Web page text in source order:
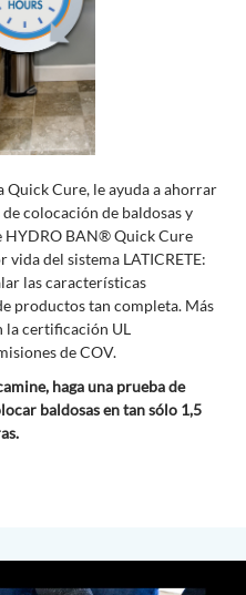
Quick Cure, le ayuda a ahorrar
colocación de baldosas y
HYDRO BAN® Quick Cure
del sistema LATICRETE:
las características
productos tan completa. Más
la certificación UL
de COV.
haga una prueba de
baldosas en tan sólo 1,5